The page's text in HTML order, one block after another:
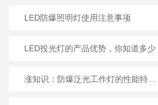
LED防爆照明灯使用注意事项
LED投光灯的产品优势，你知道多少